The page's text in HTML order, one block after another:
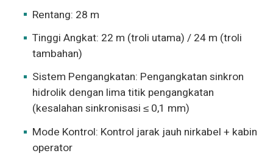
Rentang: 28 m
Tinggi Angkat: 22 m (troli utama) / 24 m (troli
tambahan)
Sistem Pengangkatan: Pengangkatan sinkron
hidrolik dengan lima titik pengangkatan
(kesalahan sinkronisasi ≤ 0,1 mm)
Mode Kontrol: Kontrol jarak jauh nirkabel + kabin
operator